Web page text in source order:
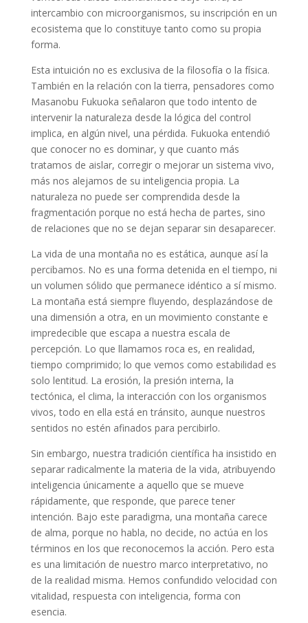
intercambio con microorganismos, su inscripción en un
ecosistema que lo constituye tanto como su propia
forma.
Esta intuición no es exclusiva de la filosofía o la física.
También en la relación con la tierra, pensadores como
Masanobu Fukuoka señalaron que todo intento de
intervenir la naturaleza desde la lógica del control
implica, en algún nivel, una pérdida. Fukuoka entendió
que conocer no es dominar, y que cuanto más
tratamos de aislar, corregir o mejorar un sistema vivo,
más nos alejamos de su inteligencia propia. La
naturaleza no puede ser comprendida desde la
fragmentación porque no está hecha de partes, sino
de relaciones que no se dejan separar sin desaparecer.
La vida de una montaña no es estática, aunque así la
percibamos. No es una forma detenida en el tiempo, ni
un volumen sólido que permanece idéntico a sí mismo.
La montaña está siempre fluyendo, desplazándose de
una dimensión a otra, en un movimiento constante e
impredecible que escapa a nuestra escala de
percepción. Lo que llamamos roca es, en realidad,
tiempo comprimido; lo que vemos como estabilidad es
solo lentitud. La erosión, la presión interna, la
tectónica, el clima, la interacción con los organismos
vivos, todo en ella está en tránsito, aunque nuestros
sentidos no estén afinados para percibirlo.
Sin embargo, nuestra tradición científica ha insistido en
separar radicalmente la materia de la vida, atribuyendo
inteligencia únicamente a aquello que se mueve
rápidamente, que responde, que parece tener
intención. Bajo este paradigma, una montaña carece
de alma, porque no habla, no decide, no actúa en los
términos en los que reconocemos la acción. Pero esta
es una limitación de nuestro marco interpretativo, no
de la realidad misma. Hemos confundido velocidad con
vitalidad, respuesta con inteligencia, forma con
esencia.